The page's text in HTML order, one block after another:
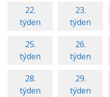
22.
týden
23.
týden
25.
týden
26.
týden
28.
týden
29.
týden